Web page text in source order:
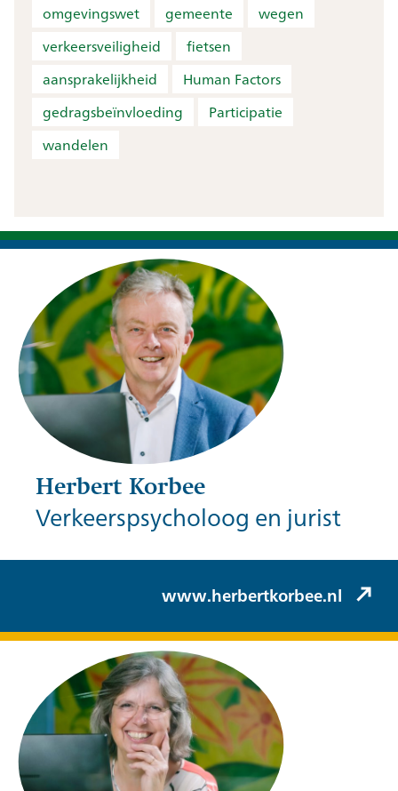
omgevingswet
gemeente
wegen
verkeersveiligheid
fietsen
aansprakelijkheid
Human Factors
gedragsbeïnvloeding
Participatie
wandelen
Herbert Korbee (Korbee & Hovelynck)
Herbert Korbee
Verkeerspsycholoog en jurist
www.herbertkorbee.nl